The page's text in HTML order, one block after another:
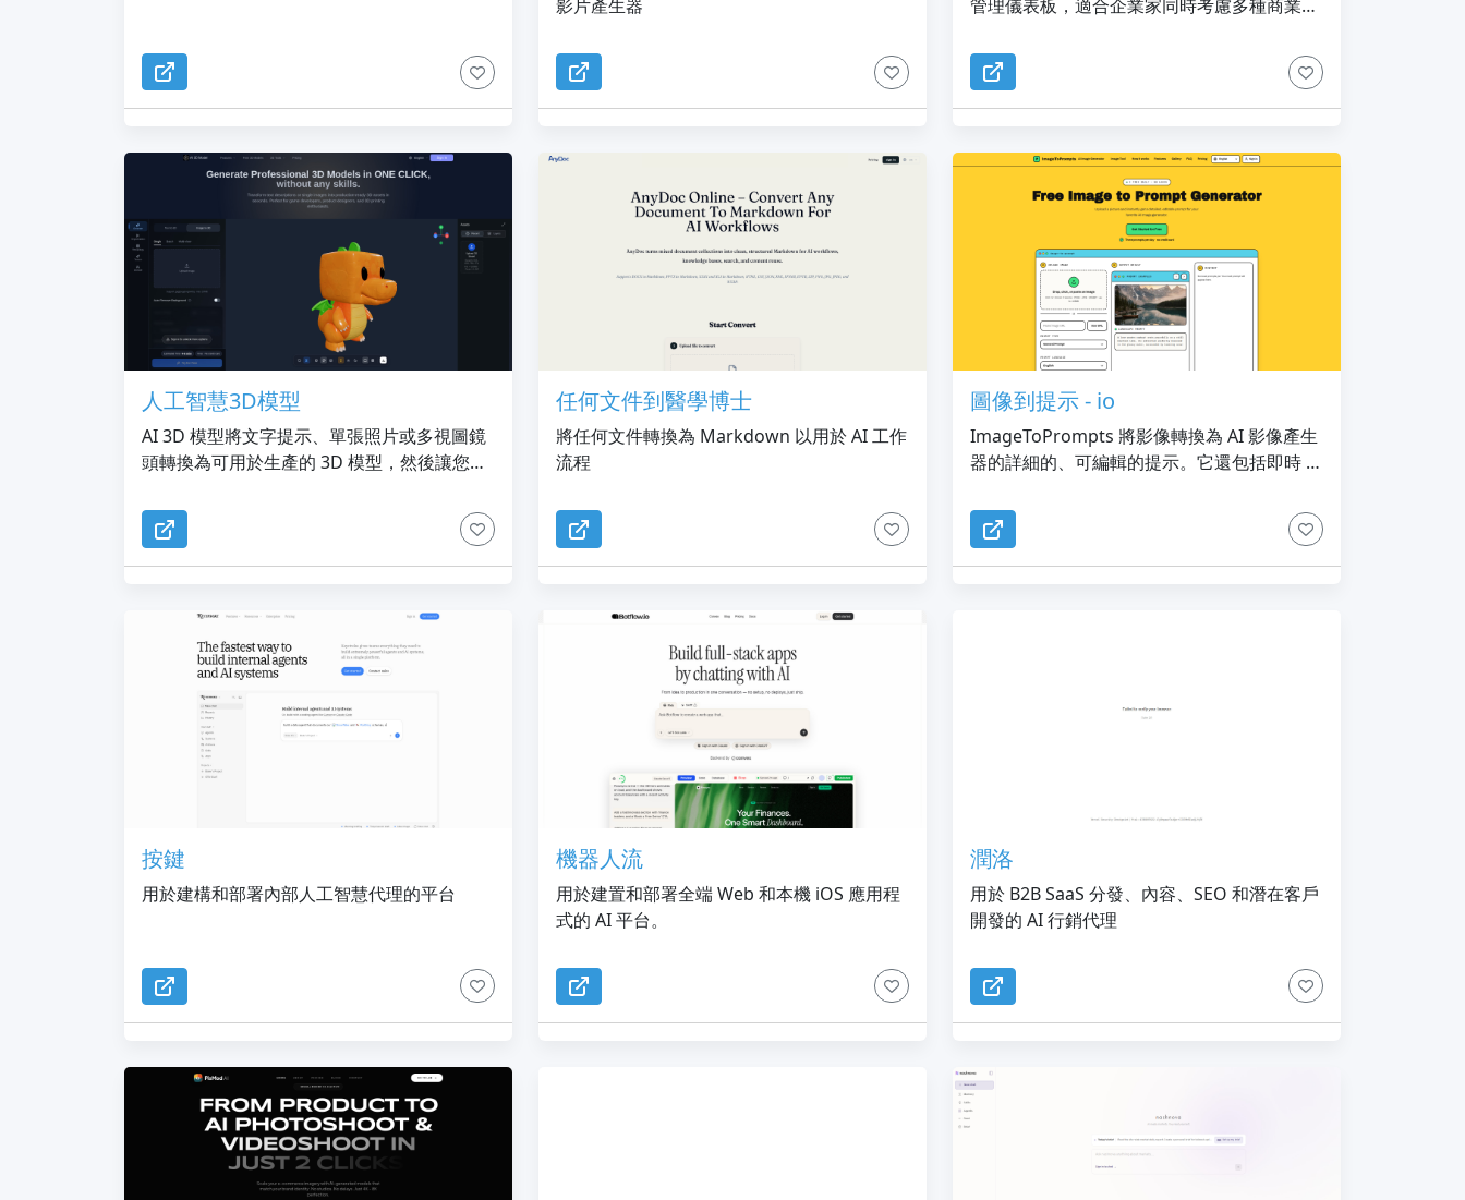
影片產生器
管理儀表板，適合企業家同時考慮多種商業想
重點，並自動制定行動計劃，因此您始終知道
下一步該做什麼。
人工智慧3D模型
AI 3D 模型將文字提示、單張照片或多視圖鏡
頭轉換為可用於生產的 3D 模型，然後讓您無
拓撲、分割和自動組裝。超過 50 萬名創作者
已產生超過 1,000,000 個模型。免費開始，無
需信用卡。
任何文件到醫學博士
將任何文件轉換為 Markdown 以用於 AI 工作
流程
圖像到提示 - io
ImageToPrompts 將影像轉換為 AI 影像產生
器的詳細的、可編輯的提示。它還包括即時 AI
文字和可選參考圖像創建視覺效果。
按鍵
用於建構和部署內部人工智慧代理的平台
機器人流
用於建置和部署全端 Web 和本機 iOS 應用程
式的 AI 平台。
潤洛
用於 B2B SaaS 分發、內容、SEO 和潛在客戶
開發的 AI 行銷代理